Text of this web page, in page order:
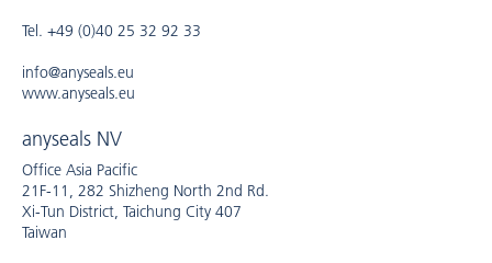
Tel. +49 (0)40 25 32 92 33
info@anyseals.eu
www.anyseals.eu
anyseals NV
Office Asia Pacific
21F-11, 282 Shizheng North 2nd Rd.
Xi-Tun District, Taichung City 407
Taiwan